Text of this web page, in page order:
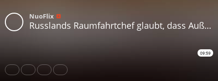
NuoFlix
Russlands Raumfahrtchef glaubt, dass Außerirdische uns beobachten könnten!
09:59
Share Like